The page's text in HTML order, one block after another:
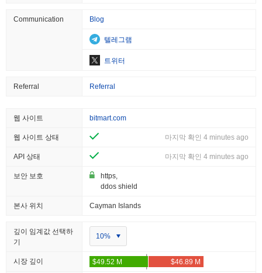
Communication Blog
텔레그램
트위터
Referral Referral
웹 사이트 bitmart.com
웹 사이트 상태 마지막 확인 4 minutes ago
API 상태 마지막 확인 4 minutes ago
보안 보호
https,
ddos shield
본사 위치 Cayman Islands
깊이 임계값 선택하
기
10%
시장 깊이